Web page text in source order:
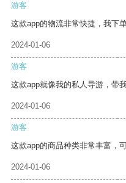
游客
这款app的物流非常快捷，我下
2024-01-06
游客
这款app就像我的私人导游，带
2024-01-06
游客
这款app的商品种类非常丰富，
2024-01-06